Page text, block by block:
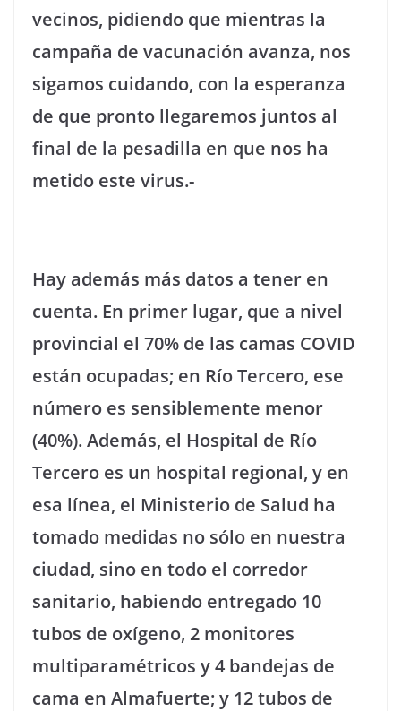
vecinos, pidiendo que mientras la
campaña de vacunación avanza, nos
sigamos cuidando, con la esperanza
de que pronto llegaremos juntos al
final de la pesadilla en que nos ha
metido este virus.-
Hay además más datos a tener en
cuenta. En primer lugar, que a nivel
provincial el 70% de las camas COVID
están ocupadas; en Río Tercero, ese
número es sensiblemente menor
(40%). Además, el Hospital de Río
Tercero es un hospital regional, y en
esa línea, el Ministerio de Salud ha
tomado medidas no sólo en nuestra
ciudad, sino en todo el corredor
sanitario, habiendo entregado 10
tubos de oxígeno, 2 monitores
multiparamétricos y 4 bandejas de
cama en Almafuerte; y 12 tubos de